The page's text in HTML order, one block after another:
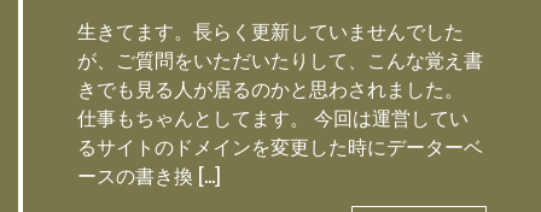
生きてます。長らく更新していませんでした
が、ご質問をいただいたりして、こんな覚え書
きでも見る人が居るのかと思わされました。
仕事もちゃんとしてます。 今回は運営してい
るサイトのドメインを変更した時にデーターベ
ースの書き換 […]